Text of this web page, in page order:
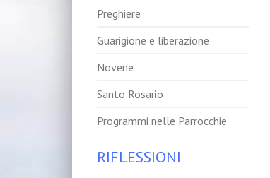
Preghiere
Guarigione e liberazione
Novene
Santo Rosario
Programmi nelle Parrocchie
RIFLESSIONI